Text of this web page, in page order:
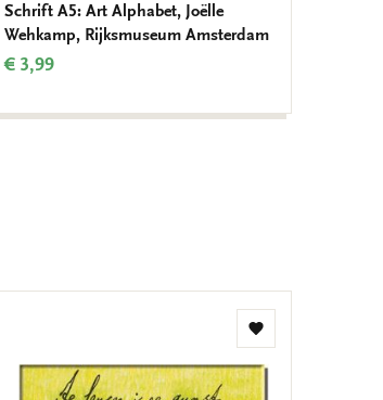
Schrift A5: Art Alphabet, Joëlle
Wehkamp, Rijksmuseum Amsterdam
€ 3,99
Toevoegen
verlanglijst